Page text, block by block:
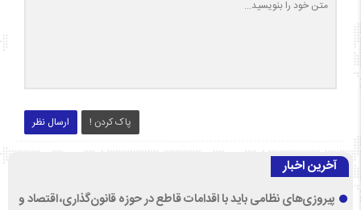
ارسال نظر پاک کردن !
آخرین اخبار
پیروزی‌های نظامی باید با اقدامات قاطع در حوزه قانون‌گذاری، اقتصاد و